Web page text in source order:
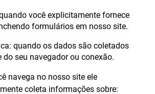
você explicitamente fornece
formulários em nosso site.
quando os dados são coletados
do seu navegador ou conexão.
navega no nosso site ele
coleta informações sobre: